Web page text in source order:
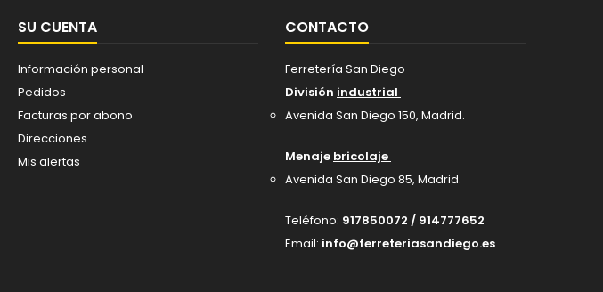
SU CUENTA
Información personal
Pedidos
Facturas por abono
Direcciones
Mis alertas
CONTACTO
Ferretería San Diego
División industrial
Avenida San Diego 150, Madrid.
Menaje bricolaje
Avenida San Diego 85, Madrid.
Teléfono: 917850072 / 914777652
Email: info@ferreteriasandiego.es